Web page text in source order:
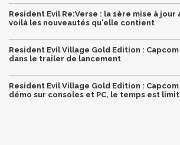
Resident Evil Re:Verse : la 1ère mise à
voilà les nouveautés qu'elle contient
Resident Evil Village Gold Edition :
dans le trailer de lancement
Resident Evil Village Gold Edition :
démo sur consoles et PC, le temps est